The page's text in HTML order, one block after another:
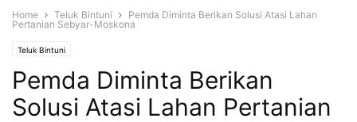
Home Teluk Bintuni
Pemda Diminta Berikan Solusi Atasi Lahan
Pertanian Sebyar-Moskona
Teluk Bintuni
Pemda Diminta Berikan
Solusi Atasi Lahan Pertanian